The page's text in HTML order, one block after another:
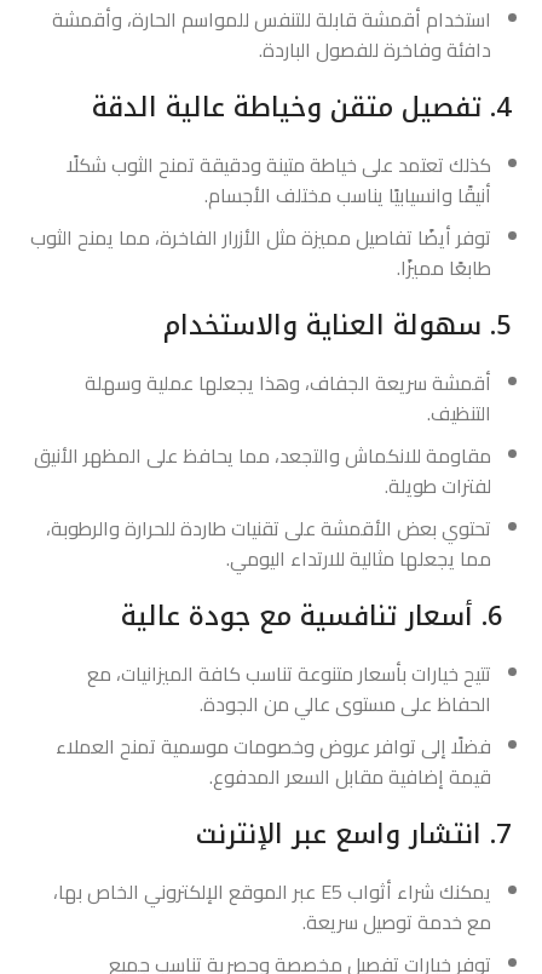
استخدام أقمشة قابلة للتنفس للمواسم الحارة، وأقمشة
دافئة وفاخرة للفصول الباردة.
4. تفصيل متقن وخياطة عالية الدقة
كذلك تعتمد على خياطة متينة ودقيقة تمنح الثوب شكلًا
أنيقًا وانسيابيًا يناسب مختلف الأجسام.
توفر أيضًا تفاصيل مميزة مثل الأزرار الفاخرة، مما يمنح الثوب
طابعًا مميزًا.
5. سهولة العناية والاستخدام
أقمشة سريعة الجفاف، وهذا يجعلها عملية وسهلة
التنظيف.
مقاومة للانكماش والتجعد، مما يحافظ على المظهر الأنيق
لفترات طويلة.
تحتوي بعض الأقمشة على تقنيات طاردة للحرارة والرطوبة،
مما يجعلها مثالية للارتداء اليومي.
تتيح خيارات بأسعار متنوعة تناسب كافة الميزانيات، مع
الحفاظ على مستوى عالي من الجودة.
فضلًا إلى توافر عروض وخصومات موسمية تمنح العملاء
قيمة إضافية مقابل السعر المدفوع.
7. انتشار واسع عبر الإنترنت
يمكنك شراء أثواب E5 عبر الموقع الإلكتروني الخاص بها،
مع خدمة توصيل سريعة.
توفر خيارات تفصيل مخصصة وحصرية تناسب جميع